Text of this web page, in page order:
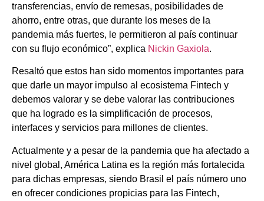
transferencias, envío de remesas, posibilidades de
ahorro, entre otras, que durante los meses de la
pandemia más fuertes, le permitieron al país continuar
con su flujo económico”, explica Nickin Gaxiola.
Resaltó que estos han sido momentos importantes para
que darle un mayor impulso al ecosistema Fintech y
debemos valorar y se debe valorar las contribuciones
que ha logrado es la simplificación de procesos,
interfaces y servicios para millones de clientes.
Actualmente y a pesar de la pandemia que ha afectado a
nivel global, América Latina es la región más fortalecida
para dichas empresas, siendo Brasil el país número uno
en ofrecer condiciones propicias para las Fintech,